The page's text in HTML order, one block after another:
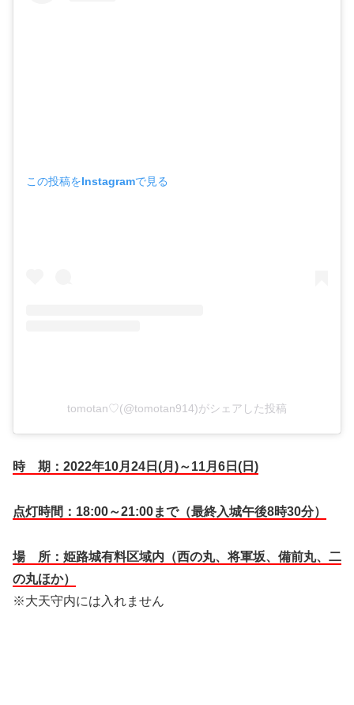
この投稿をInstagramで見る
tomotan♡(@tomotan914)がシェアした投稿
時 期：2022年10月24日(月)～11月6日(日)
点灯時間：18:00～21:00まで（最終入城午後8時30分）
場 所：姫路城有料区域内（西の丸、将軍坂、備前丸、二
の丸ほか）
※大天守内には入れません